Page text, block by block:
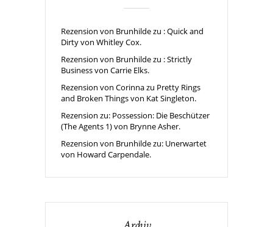
Rezension von Brunhilde zu : Quick and
Dirty von Whitley Cox.
Rezension von Brunhilde zu : Strictly
Business von Carrie Elks.
Rezension von Corinna zu Pretty Rings
and Broken Things von Kat Singleton.
Rezension zu: Possession: Die Beschützer
(The Agents 1) von Brynne Asher.
Rezension von Brunhilde zu: Unerwartet
von Howard Carpendale.